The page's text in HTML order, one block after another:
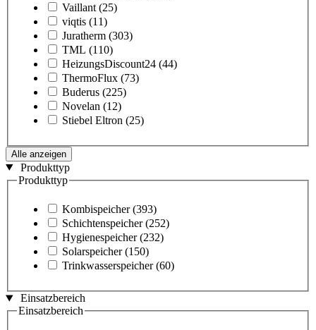
Vaillant (25)
viqtis (11)
Juratherm (303)
TML (110)
HeizungsDiscount24 (44)
ThermoFlux (73)
Buderus (225)
Novelan (12)
Stiebel Eltron (25)
Alle anzeigen
Produkttyp
Produkttyp
Kombispeicher (393)
Schichtenspeicher (252)
Hygienespeicher (232)
Solarspeicher (150)
Trinkwasserspeicher (60)
Einsatzbereich
Einsatzbereich